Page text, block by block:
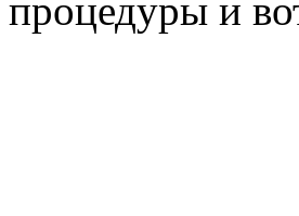
процедуры и